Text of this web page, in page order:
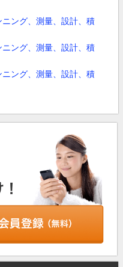
ニング、測量、設計、積
ニング、測量、設計、積
ニング、測量、設計、積